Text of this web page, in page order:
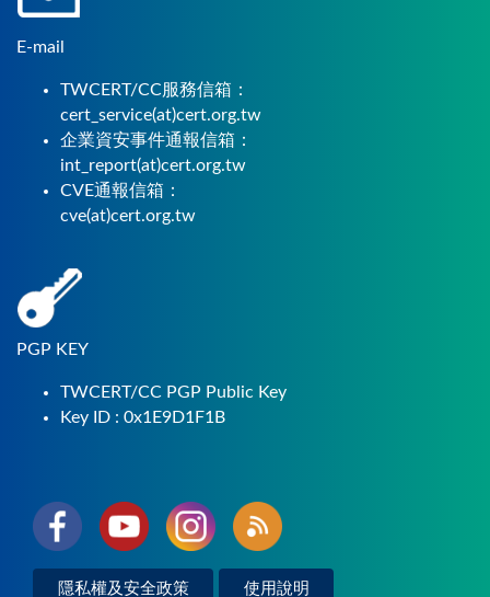
E-mail
TWCERT/CC服務信箱：
cert_service(at)cert.org.tw
企業資安事件通報信箱：
int_report(at)cert.org.tw
CVE通報信箱：
cve(at)cert.org.tw
PGP KEY
TWCERT/CC PGP Public Key
Key ID : 0x1E9D1F1B
隱私權及安全政策 使用說明